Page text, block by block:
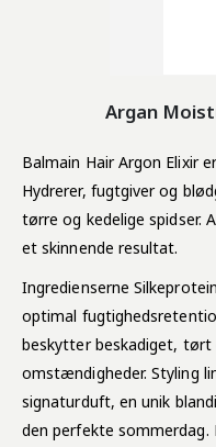
Argan
Balmain Hair Argon Elixir
Hydrerer, fugtgiver og
tørre og kedelige spidser.
et skinnende resultat.
Ingredienserne
optimal
beskytter beskadiget,
omstændigheder. Styling
signaturduft, en unik
den perfekte sommerdag.